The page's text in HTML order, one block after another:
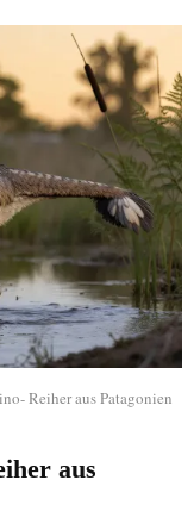
Reiher aus Patagonien
aus